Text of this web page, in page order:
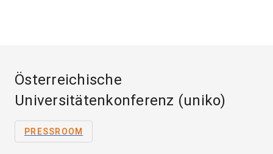
Österreichische
Universitätenkonferenz (uniko)
PRESSROOM